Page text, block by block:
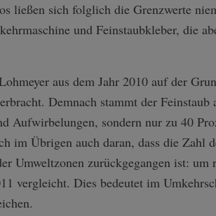
ließen sich folglich die Grenzwerte
und Feinstaubkleber, die
aus dem Jahr 2010 auf der
Demnach stammt der
Aufwirbelungen, sondern nur zu 40
im Übrigen auch daran, dass die Zahl
Umweltzonen zurückgegangen ist:
vergleicht. Dies bedeutet im